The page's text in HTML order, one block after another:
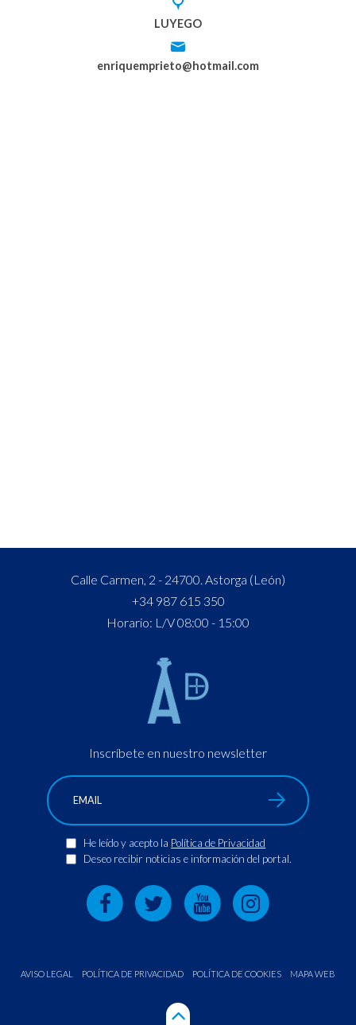
LUYEGO
enriquemprieto@hotmail.com
Calle Carmen, 2 - 24700. Astorga (León)
+34 987 615 350
Horario: L/V 08:00 - 15:00
Inscríbete en nuestro newsletter
He leído y acepto la Política de Privacidad
Deseo recibir noticias e información del portal.
AVISO LEGAL POLÍTICA DE PRIVACIDAD POLÍTICA DE COOKIES MAPA WEB